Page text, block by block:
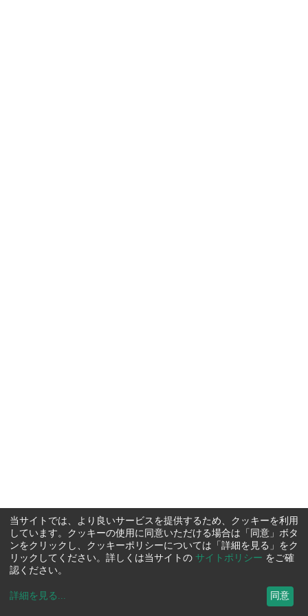
当サイトでは、より良いサービスを提供するため、クッキーを利用
しています。クッキーの使用に同意いただける場合は「同意」ボタ
ンをクリックし、クッキーポリシーについては「詳細を見る」をク
リックしてください。詳しくは当サイトの サイトポリシー をご確
認ください。
詳細を見る ... 同意